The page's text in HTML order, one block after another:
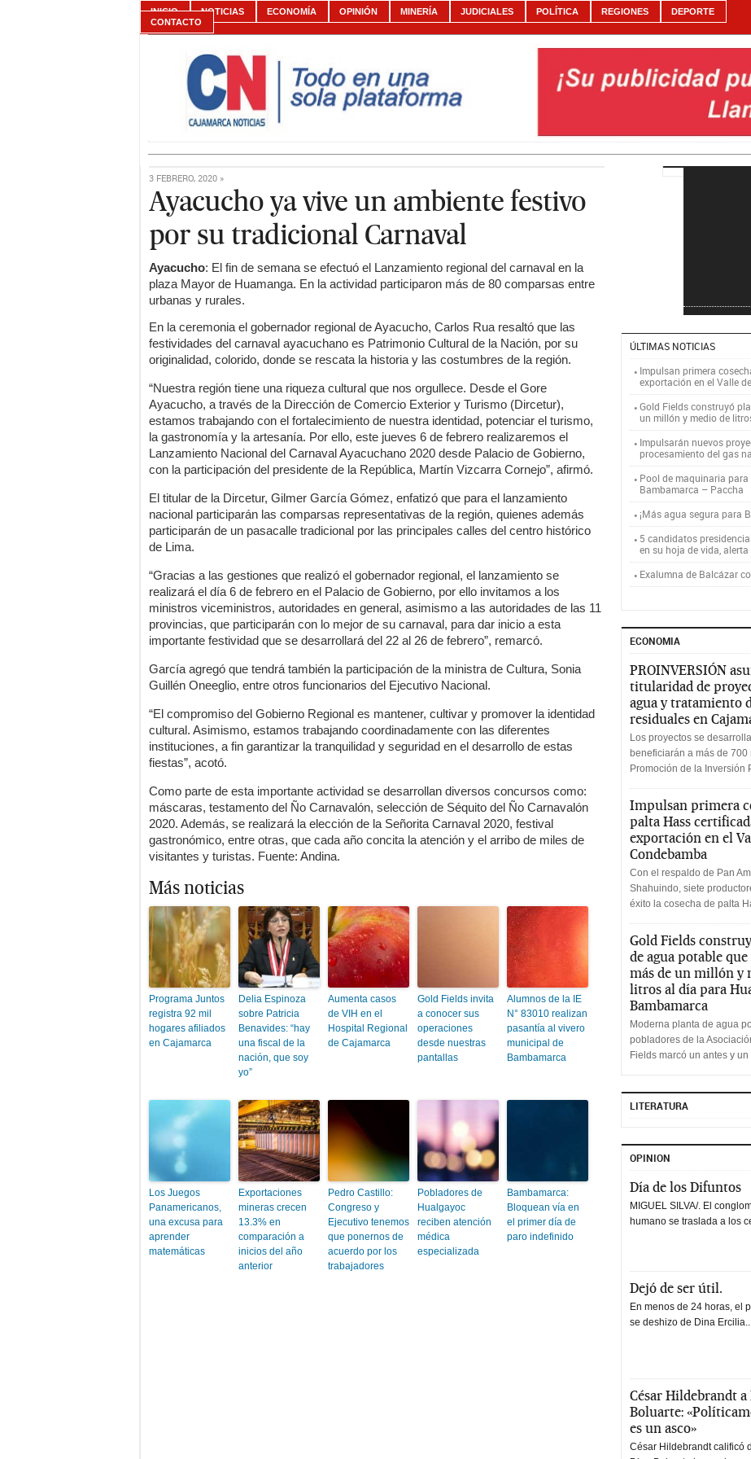
INICIO NOTICIAS ECONOMÍA OPINIÓN MINERÍA JUDICIALES POLÍTICA REGIONES
DEPORTE
CONTACTO
3 FEBRERO, 2020 »
Ayacucho ya vive un ambiente festivo
por su tradicional Carnaval
Ayacucho: El fin de semana se efectuó el Lanzamiento regional del carnaval en la
plaza Mayor de Huamanga. En la actividad participaron más de 80 comparsas entre
urbanas y rurales.
En la ceremonia el gobernador regional de Ayacucho, Carlos Rua resaltó que las
festividades del carnaval ayacuchano es Patrimonio Cultural de la Nación, por su
originalidad, colorido, donde se rescata la historia y las costumbres de la región.
“Nuestra región tiene una riqueza cultural que nos orgullece. Desde el Gore
Ayacucho, a través de la Dirección de Comercio Exterior y Turismo (Dircetur),
estamos trabajando con el fortalecimiento de nuestra identidad, potenciar el turismo,
la gastronomía y la artesanía. Por ello, este jueves 6 de febrero realizaremos el
Lanzamiento Nacional del Carnaval Ayacuchano 2020 desde Palacio de Gobierno,
con la participación del presidente de la República, Martín Vizcarra Cornejo”, afirmó.
El titular de la Dircetur, Gilmer García Gómez, enfatizó que para el lanzamiento
nacional participarán las comparsas representativas de la región, quienes además
participarán de un pasacalle tradicional por las principales calles del centro histórico
de Lima.
“Gracias a las gestiones que realizó el gobernador regional, el lanzamiento se
realizará el día 6 de febrero en el Palacio de Gobierno, por ello invitamos a los
ministros viceministros, autoridades en general, asimismo a las autoridades de las 11
provincias, que participarán con lo mejor de su carnaval, para dar inicio a esta
importante festividad que se desarrollará del 22 al 26 de febrero”, remarcó.
García agregó que tendrá también la participación de la ministra de Cultura, Sonia
Guillén Oneeglio, entre otros funcionarios del Ejecutivo Nacional.
“El compromiso del Gobierno Regional es mantener, cultivar y promover la identidad
cultural. Asimismo, estamos trabajando coordinadamente con las diferentes
instituciones, a fin garantizar la tranquilidad y seguridad en el desarrollo de estas
fiestas”, acotó.
Como parte de esta importante actividad se desarrollan diversos concursos como:
máscaras, testamento del Ño Carnavalón, selección de Séquito del Ño Carnavalón
2020. Además, se realizará la elección de la Señorita Carnaval 2020, festival
gastronómico, entre otras, que cada año concita la atención y el arribo de miles de
visitantes y turistas. Fuente: Andina.
Más noticias
Programa Juntos
registra 92 mil
hogares afiliados
en Cajamarca
Delia Espinoza
sobre Patricia
Benavides: “hay
una fiscal de la
nación, que soy
yo”
Aumenta casos
de VIH en el
Hospital Regional
de Cajamarca
Gold Fields invita
a conocer sus
operaciones
desde nuestras
pantallas
Alumnos de la IE
N° 83010 realizan
pasantía al vivero
municipal de
Bambamarca
Los Juegos
Panamericanos,
una excusa para
aprender
matemáticas
Exportaciones
mineras crecen
13.3% en
comparación a
inicios del año
anterior
Pedro Castillo:
Congreso y
Ejecutivo tenemos
que ponernos de
acuerdo por los
trabajadores
Pobladores de
Hualgayoc
reciben atención
médica
especializada
Bambamarca:
Bloquean vía en
el primer día de
paro indefinido
ÚLTIMAS NOTICIAS
Impulsan primera
exportación en el Valle
Gold Fields construyó
un millón y medio de
Impulsarán nuevos
procesamiento del gas
Pool de maquinaria
Bambamarca – Paccha
¡Más agua segura para
5 candidatos
en su hoja de vida, alerta
Exalumna de Balcázar
ECONOMIA
PROINVERSIÓN
titularidad de
agua y tratamiento
residuales en
Los proyectos se
beneficiarán a más de
Promoción de la Inversión
Impulsan primera
palta Hass
exportación en el
Condebamba
Con el respaldo de Pan
Shahuindo, siete
éxito la cosecha de palta
Gold Fields
de agua potable
más de un millón y
litros al día para
Bambamarca
Moderna planta de agua
pobladores de la
Fields marcó un antes y
LITERATURA
OPINION
Día de los Difuntos
MIGUEL SILVA/. El
humano se traslada a los
Dejó de ser útil.
En menos de 24 horas, el
se deshizo de Dina
César Hildebrandt a
Boluarte:
es un asco»
César Hildebrandt calificó